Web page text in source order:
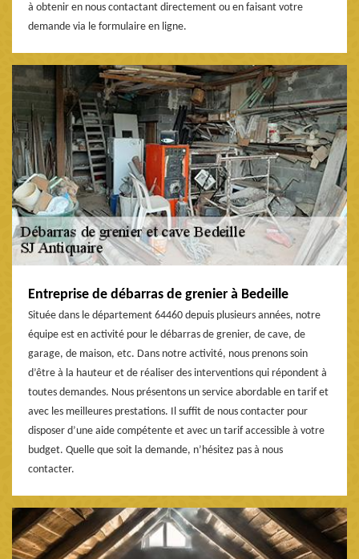
à obtenir en nous contactant directement ou en faisant votre
demande via le formulaire en ligne.
Entreprise de débarras de grenier à Bedeille
Située dans le département 64460 depuis plusieurs années, notre
équipe est en activité pour le débarras de grenier, de cave, de
garage, de maison, etc. Dans notre activité, nous prenons soin
d’être à la hauteur et de réaliser des interventions qui répondent à
toutes demandes. Nous présentons un service abordable en tarif et
avec les meilleures prestations. Il suffit de nous contacter pour
disposer d’une aide compétente et avec un tarif accessible à votre
budget. Quelle que soit la demande, n’hésitez pas à nous
contacter.